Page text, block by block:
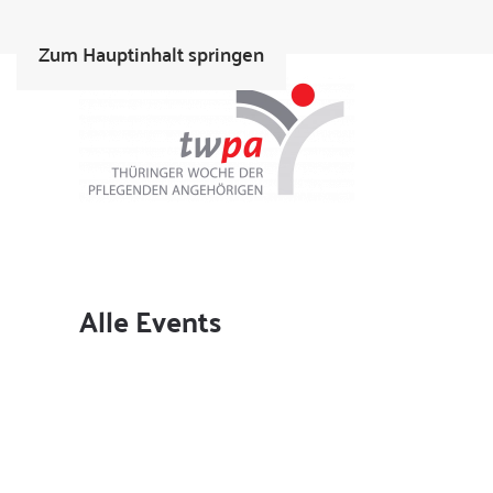
Zum Hauptinhalt springen
Alle Events